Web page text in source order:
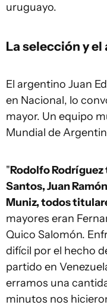
uruguayo.
La selección y
El argentino Juan
en Nacional, lo
mayor. Un equipo
Mundial de
"Rodolfo Rodríguez
Santos, Juan
Muniz, todos
mayores eran
Quico Salomón.
difícil por el hecho
partido en
erramos una
minutos nos